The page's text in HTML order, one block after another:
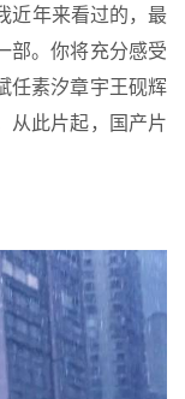
近年来看过的，最
部。你将充分感受
任素汐章宇王砚辉
从此片起，国产片